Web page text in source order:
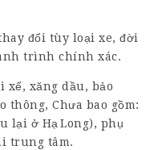
đổi tùy loại xe, đời
trình chính xác.
xế, xăng dầu, bảo
thông, Chưa bao gồm:
lại ở Hạ Long), phụ
trung tâm.